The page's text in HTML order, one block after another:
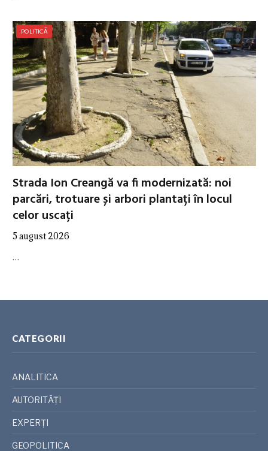
POLITICĂ
Strada Ion Creangă va fi modernizată: noi
parcări, trotuare și arbori plantați în locul
celor uscați
5 august 2026
…
CATEGORII
ANALITICA
AUTORITĂȚI
EXPERȚI
GEOPOLITICA